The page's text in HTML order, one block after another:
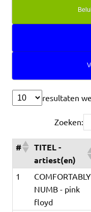
resultaten
Zoeken:
#
TITEL -
artiest(en)
1
COMFORTABLY
NUMB - pink
floyd